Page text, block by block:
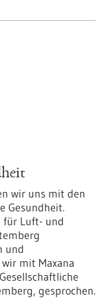
wir uns mit den
Gesundheit.
für Luft- und
und
mit Maxana
gesprochen.